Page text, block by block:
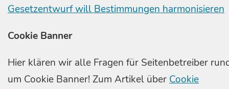
Gesetzentwurf will Bestimmungen harmonisieren
Cookie Banner
Hier klären wir alle Fragen für Seitenbetreiber
um Cookie Banner! Zum Artikel überCookie